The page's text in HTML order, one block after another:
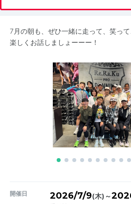
7月の朝も、ぜひ一緒に走って、笑っ
楽しくお話しましょーーー！
開催日 2026/7/9(木) ～